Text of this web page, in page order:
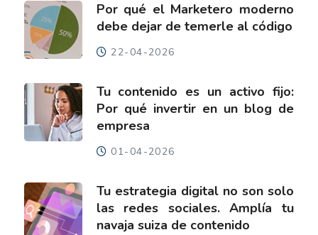
Por qué el Marketero moderno
debe dejar de temerle al código
22-04-2026
Tu contenido es un activo fijo:
Por qué invertir en un blog de
empresa
01-04-2026
Tu estrategia digital no son solo
las redes sociales. Amplía tu
navaja suiza de contenido